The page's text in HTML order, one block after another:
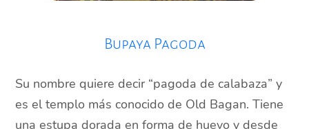
Bupaya Pagoda
Su nombre quiere decir “pagoda de calabaza” y
es el templo más conocido de Old Bagan. Tiene
una estupa dorada en forma de huevo y desde